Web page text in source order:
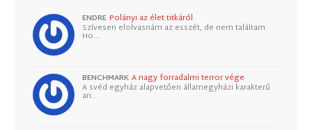
ENDRE Polányi az élet titkáról
Szívesen elolvasnám az esszét, de nem találtam.
Ho…
BENCHMARK A nagy forradalmi terror vége
A svéd egyház alapvetően államegyházi karakterű
an…